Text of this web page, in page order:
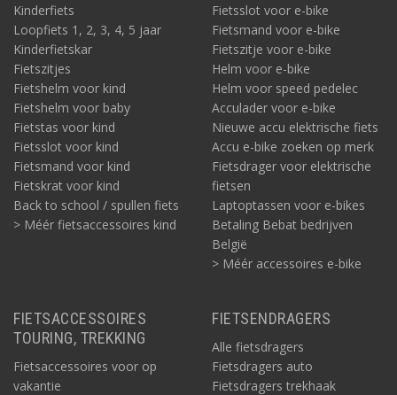
Kinderfiets
Loopfiets 1, 2, 3, 4, 5 jaar
Kinderfietskar
Fietszitjes
Fietshelm voor kind
Fietshelm voor baby
Fietstas voor kind
Fietsslot voor kind
Fietsmand voor kind
Fietskrat voor kind
Back to school / spullen fiets
> Méér fietsaccessoires kind
Fietsslot voor e-bike
Fietsmand voor e-bike
Fietszitje voor e-bike
Helm voor e-bike
Helm voor speed pedelec
Acculader voor e-bike
Nieuwe accu elektrische fiets
Accu e-bike zoeken op merk
Fietsdrager voor elektrische
fietsen
Laptoptassen voor e-bikes
Betaling Bebat bedrijven
België
> Méér accessoires e-bike
FIETSACCESSOIRES
TOURING, TREKKING
Fietsaccessoires voor op
vakantie
FIETSENDRAGERS
Alle fietsdragers
Fietsdragers auto
Fietsdragers trekhaak